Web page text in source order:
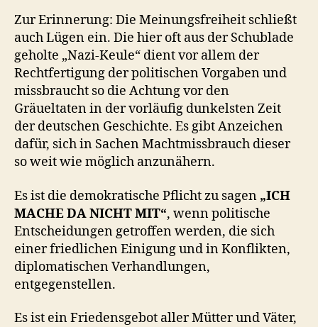
Zur Erinnerung: Die Meinungsfreiheit schließt
auch Lügen ein. Die hier oft aus der Schublade
geholte „Nazi-Keule“ dient vor allem der
Rechtfertigung der politischen Vorgaben und
missbraucht so die Achtung vor den
Gräueltaten in der vorläufig dunkelsten Zeit
der deutschen Geschichte. Es gibt Anzeichen
dafür, sich in Sachen Machtmissbrauch dieser
so weit wie möglich anzunähern.
Es ist die demokratische Pflicht zu sagen „ICH
MACHE DA NICHT MIT“, wenn politische
Entscheidungen getroffen werden, die sich
einer friedlichen Einigung und in Konflikten,
diplomatischen Verhandlungen,
entgegenstellen.
Es ist ein Friedensgebot aller Mütter und Väter,